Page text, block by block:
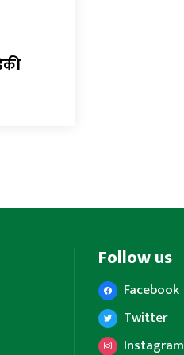
Follow us
Facebook
Twitter
Instagram